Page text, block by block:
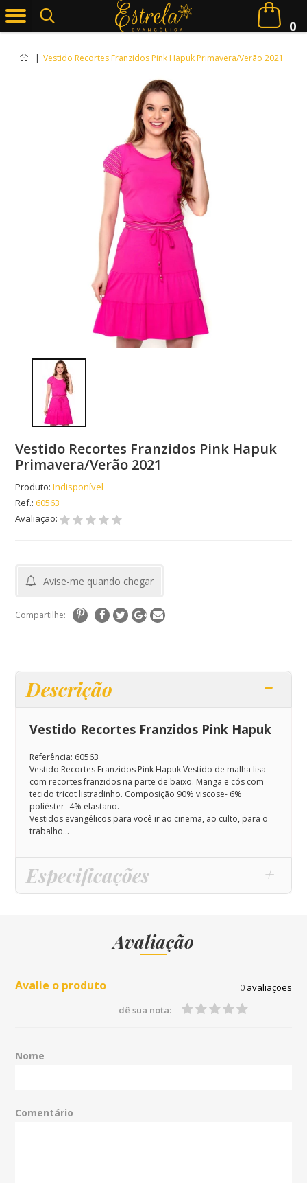
0
| Vestido Recortes Franzidos Pink Hapuk Primavera/Verão 2021
Vestido Recortes Franzidos Pink Hapuk
Primavera/Verão 2021
Produto: Indisponível
Ref.: 60563
Avaliação:
Avise-me quando chegar
Compartilhe:
Descrição
Vestido Recortes Franzidos Pink Hapuk
Referência: 60563
Vestido Recortes Franzidos Pink HapukVestido de malha lisa
com recortes franzidos na parte de baixo. Manga e cós com
tecido tricot listradinho. Composição 90% viscose- 6%
poliéster- 4% elastano.
Vestidos evangélicos para você ir ao cinema, ao culto, para o
trabalho...
Especificações
Avaliação
Avalie o produto 0avaliações
dê sua nota:
Nome
Comentário